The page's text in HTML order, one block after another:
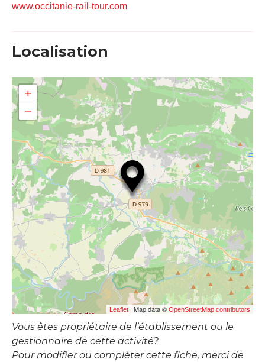
www.occitanie-rail-tour.com
Localisation
+
−
Leaflet | Map data © OpenStreetMap contributors
Vous êtes propriétaire de l’établissement ou le
gestionnaire de cette activité?
Pour modifier ou compléter cette fiche, merci de